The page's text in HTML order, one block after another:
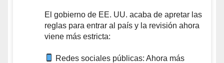
El gobierno de EE. UU. acaba de apretar las
reglas para entrar al país y la revisión ahora
viene más estricta:
Redes sociales públicas: Ahora más